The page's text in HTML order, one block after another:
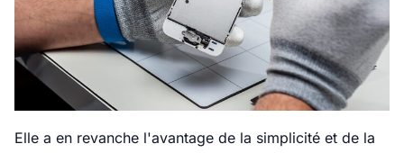
Elle a en revanche l'avantage de la simplicité et de la